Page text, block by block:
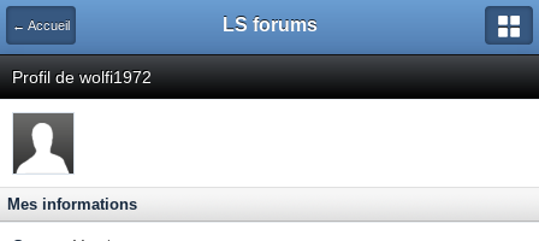
← Accueil LS forums
Profil de wolfi1972
Mes informations